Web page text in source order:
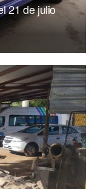
21 de julio